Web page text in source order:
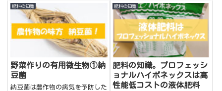
ます。
肥料の知識
野菜作りの有用微生物①納
豆菌
納豆菌は農作物の病気を予防した
肥料の知識
肥料の知識。プロフェッシ
ョナルハイポネックスは高
性能低コストの液体肥料